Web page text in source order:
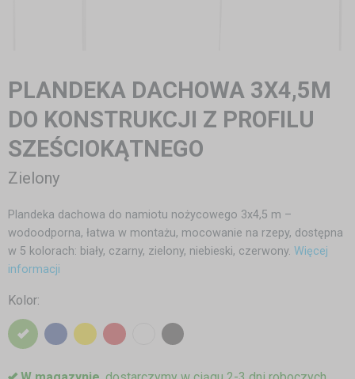
PLANDEKA DACHOWA 3X4,5M
DO KONSTRUKCJI Z PROFILU
SZEŚCIOKĄTNEGO
Zielony
Plandeka dachowa do namiotu nożycowego 3x4,5 m –
wodoodporna, łatwa w montażu, mocowanie na rzepy, dostępna
w 5 kolorach: biały, czarny, zielony, niebieski, czerwony. Więcej
informacji
Kolor: